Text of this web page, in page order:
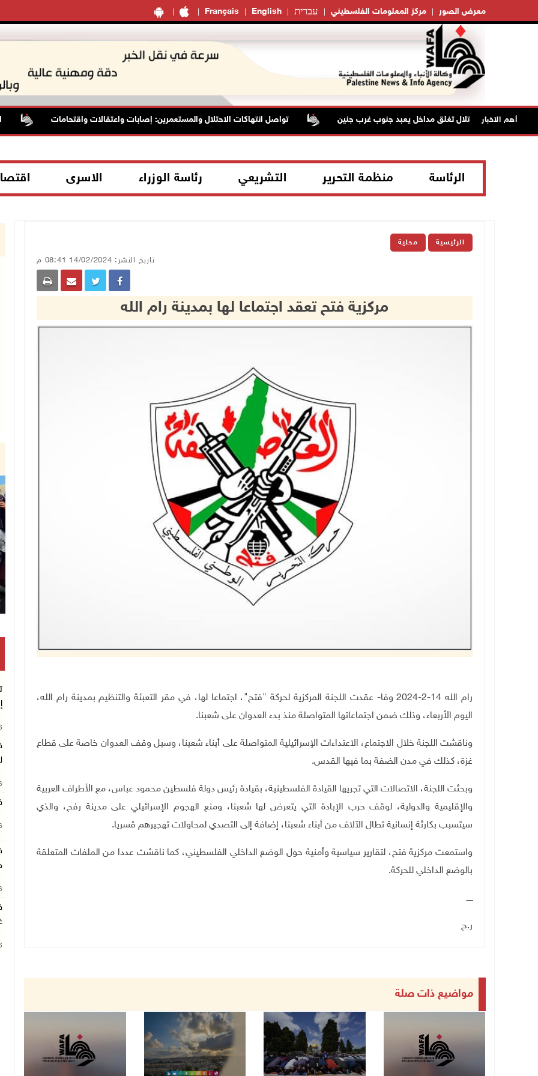
Français English עברית مركز المعلومات الفلسطيني معرض الصور
أهم الاخبار
قوات الاحتلال تغلق مداخل يعبد جنوب غرب جنين تواصل انتهاكات الاحتلال والمستعمرين: إصابات واعتقالات واقتحامات
الرئاسة منظمة التحرير التشريعي رئاسة الوزراء الاسرى
الرئيسية محلية
تاريخ النشر: 14/02/2024 08:41 م
مركزية فتح تعقد اجتماعا لها بمدينة رام الله
رام الله 14-2-2024 وفا- عقدت اللجنة المركزية لحركة "فتح"، اجتماعا لها، في مقر التعبئة والتنظيم بمدينة رام الله،
اليوم الأربعاء، وذلك ضمن اجتماعاتها المتواصلة منذ بدء العدوان على شعبنا.
وناقشت اللجنة خلال الاجتماع، الاعتداءات الإسرائيلية المتواصلة على أبناء شعبنا، وسبل وقف العدوان خاصة على قطاع
غزة، كذلك في مدن الضفة بما فيها القدس.
وبحثت اللجنة، الاتصالات التي تجريها القيادة الفلسطينية، بقيادة رئيس دولة فلسطين محمود عباس، مع الأطراف العربية
والإقليمية والدولية، لوقف حرب الإبادة التي يتعرض لها شعبنا، ومنع الهجوم الإسرائيلي على مدينة رفح، والذي
سيتسبب بكارثة إنسانية تطال الآلاف من أبناء شعبنا، إضافة إلى التصدي لمحاولات تهجيرهم قسريا.
واستمعت مركزية فتح، لتقارير سياسية وأمنية حول الوضع الداخلي الفلسطيني، كما ناقشت عددا من الملفات المتعلقة
بالوضع الداخلي للحركة.
ـــــ
ر.ح
مواضيع ذات صلة